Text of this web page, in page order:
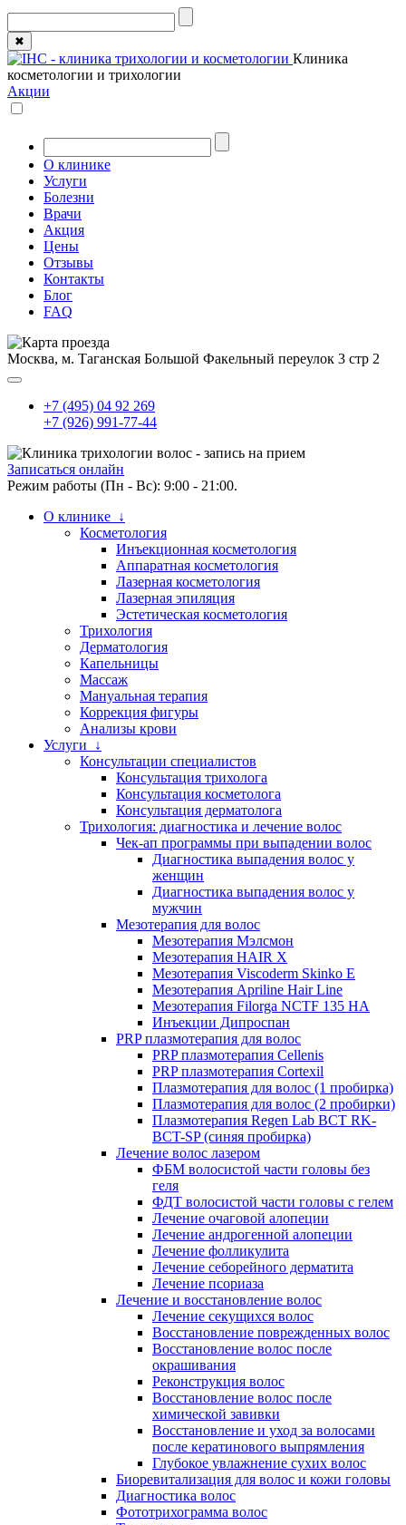
✖
Клиника
косметологии и трихологии
Акции
О клинике
Услуги
Болезни
Врачи
Акция
Цены
Отзывы
Контакты
Блог
FAQ
Москва, м. Таганская Большой Факельный переулок 3 стр 2
+7 (495) 04 92 269
+7 (926) 991-77-44
Записаться онлайн
Режим работы (Пн - Вс): 9:00 - 21:00.
О клинике ↓
Косметология
Инъекционная косметология
Аппаратная косметология
Лазерная косметология
Лазерная эпиляция
Эстетическая косметология
Трихология
Дерматология
Капельницы
Массаж
Мануальная терапия
Коррекция фигуры
Анализы крови
Услуги ↓
Консультации специалистов
Консультация трихолога
Консультация косметолога
Консультация дерматолога
Трихология: диагностика и лечение волос
Чек-ап программы при выпадении волос
Диагностика выпадения волос у
женщин
Диагностика выпадения волос у
мужчин
Мезотерапия для волос
Мезотерапия Мэлсмон
Мезотерапия HAIR X
Мезотерапия Viscoderm Skinko E
Мезотерапия Apriline Hair Line
Мезотерапия Filorga NCTF 135 HA
Инъекции Дипроспан
PRP плазмотерапия для волос
PRP плазмотерапия Cellenis
PRP плазмотерапия Cortexil
Плазмотерапия для волос (1 пробирка)
Плазмотерапия для волос (2 пробирки)
Плазмотерапия Regen Lab BCT RK-
BCT-SP (синяя пробирка)
Лечение волос лазером
ФБМ волосистой части головы без
геля
ФДТ волосистой части головы с гелем
Лечение очаговой алопеции
Лечение андрогенной алопеции
Лечение фолликулита
Лечение себорейного дерматита
Лечение псориаза
Лечение и восстановление волос
Лечение секущихся волос
Восстановление поврежденных волос
Восстановление волос после
окрашивания
Реконструкция волос
Восстановление волос после
химической завивки
Восстановление и уход за волосами
после кератинового выпрямления
Глубокое увлажнение сухих волос
Биоревитализация для волос и кожи головы
Диагностика волос
Фототрихограмма волос